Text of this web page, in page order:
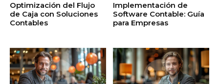
Optimización del Flujo
de Caja con Soluciones
Contables
Implementación de
Software Contable: Guía
para Empresas